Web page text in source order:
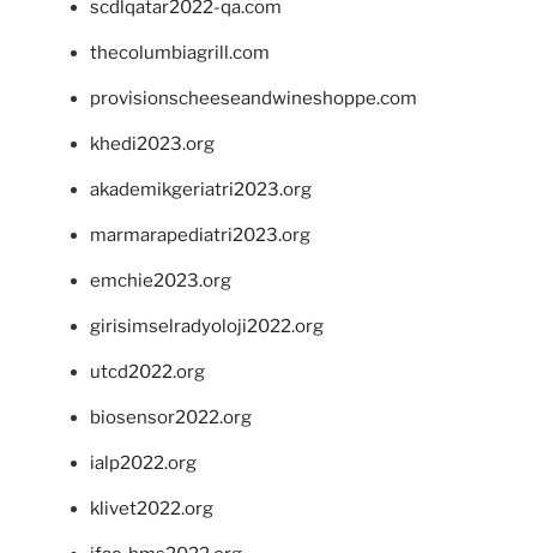
scdlqatar2022-qa.com
thecolumbiagrill.com
provisionscheeseandwineshoppe.com
khedi2023.org
akademikgeriatri2023.org
marmarapediatri2023.org
emchie2023.org
girisimselradyoloji2022.org
utcd2022.org
biosensor2022.org
ialp2022.org
klivet2022.org